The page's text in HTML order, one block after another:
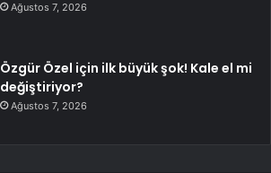
Ağustos 7, 2026
Özgür Özel için ilk büyük şok! Kale el mi
değiştiriyor?
Ağustos 7, 2026